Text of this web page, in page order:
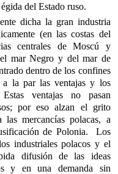
del Estado ruso.
dicha la gran industria
(en las costas del
centrales de Moscú y
mar Negro y del mar de
dentro de los confines
a la par las ventajas y los
ventajas no pasan
por eso alzan el grito
las mercancías polacas, a
de Polonia. Los
industriales polacos y el
difusión de las ideas
y en una demanda sin